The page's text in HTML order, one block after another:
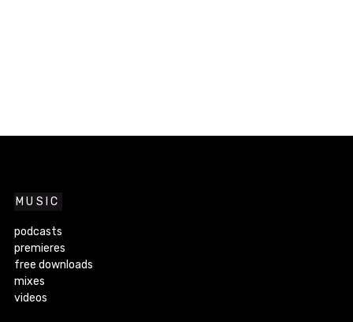
MUSIC
podcasts
premieres
free downloads
mixes
videos